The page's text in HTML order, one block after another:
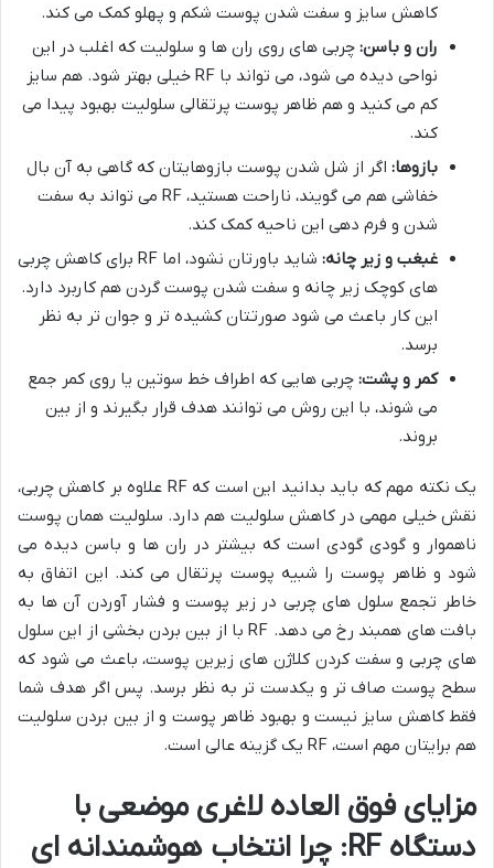
کاهش سایز و سفت شدن پوست شکم و پهلو کمک می کند.
ران و باسن: چربی های روی ران ها و سلولیت که اغلب در این
نواحی دیده می شود، می تواند با RF خیلی بهتر شود. هم سایز
کم می کنید و هم ظاهر پوست پرتقالی سلولیت بهبود پیدا می
کند.
بازوها: اگر از شل شدن پوست بازوهایتان که گاهی به آن بال
خفاشی هم می گویند، ناراحت هستید، RF می تواند به سفت
شدن و فرم دهی این ناحیه کمک کند.
غبغب و زیر چانه:
شاید باورتان نشود، اما RF برای کاهش چربی
های کوچک زیر چانه و سفت شدن پوست گردن هم کاربرد دارد.
این کار باعث می شود صورتتان کشیده تر و جوان تر به نظر
برسد.
کمر و پشت: چربی هایی که اطراف خط سوتین یا روی کمر جمع
می شوند، با این روش می توانند هدف قرار بگیرند و از بین
بروند.
یک نکته مهم که باید بدانید این است که RF علاوه بر کاهش چربی،
نقش خیلی مهمی در کاهش سلولیت هم دارد. سلولیت همان پوست
ناهموار و گودی گودی است که بیشتر در ران ها و باسن دیده می
شود و ظاهر پوست را شبیه پوست پرتقال می کند. این اتفاق به
خاطر تجمع سلول های چربی در زیر پوست و فشار آوردن آن ها به
بافت های همبند رخ می دهد. RF با از بین بردن بخشی از این سلول
های چربی و سفت کردن کلاژن های زیرین پوست، باعث می شود که
سطح پوست صاف تر و یکدست تر به نظر برسد. پس اگر هدف شما
فقط کاهش سایز نیست و بهبود ظاهر پوست و از بین بردن سلولیت
هم برایتان مهم است، RF یک گزینه عالی است.
مزایای فوق العاده لاغری موضعی با
دستگاه RF: چرا انتخاب هوشمندانه ای